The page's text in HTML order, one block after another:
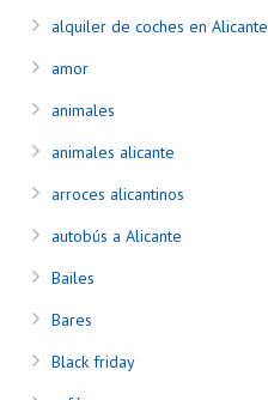
alquiler de coches en Alicante
amor
animales
animales alicante
arroces alicantinos
autobús a Alicante
Bailes
Bares
Black friday